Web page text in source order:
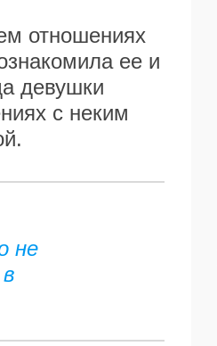
отношениях
ее и
девушки
с неким
не